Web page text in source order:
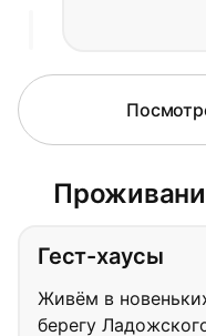
Гест-хаусы
Живём в
берегу